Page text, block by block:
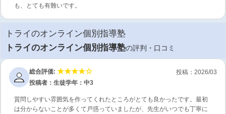
も、とても有難いです。
トライのオンライン個別指導塾
トライのオンライン個別指導塾の評判・口コミ
投稿：2026/03
総合評価:
投稿者：生徒学年：中3
質問しやすい雰囲気を作ってくれたところがとても良かったです。最初
は分からないことが多くて戸惑っていましたが、先生がいつでも丁寧に